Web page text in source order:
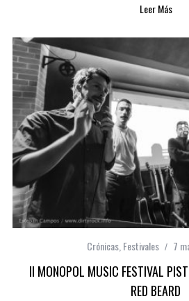
Leer Más
Crónicas, Festivales 7
II MONOPOL MUSIC FESTIVAL
RED BEARD